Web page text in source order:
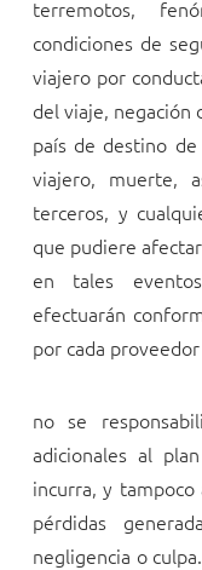
terremotos,
condiciones de
viajero por
del viaje, negación
país de destino
viajero, muerte,
terceros, y
que pudiere
en tales
efectuarán
por cada
no se
adicionales al
incurra, y
pérdidas
negligencia o